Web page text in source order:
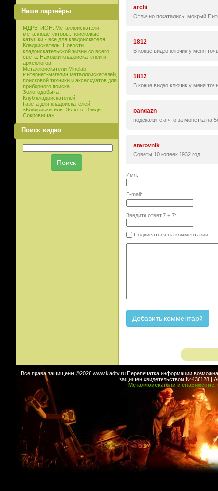
Наши партнёры
МДРЕГИОН. Металлоискатели,
металлодетекторы, поисковые
катушки - все для кладоискателя!
Кладоискатель. Новости
кладоискательской жизни со всего
света. Находки кладоискателей и
археологов.
Металлоискатели Minelab
Интернет-магазин металлоискателей,
поисковой техники и аксессуатов для
приборного поиска.
Золотодобыча
Клуб кладоискателей
Газета для кладоискателей
«Кладоискатель. Золото. Клады.
Сокровища».
Поиск видео
archi
Отлично покатались, мокрый
1812
В конце видео ключик у меня
1812
В конце видео ключик у меня
bandazh
подскажите а что за монетка на
starovnik
Советы 10 копеек 1932 год
Имя:
E-mail:
Введите ответ 7+ 7:
Подписаться на комментарии
Все права защищены ©2026 www.kladtv.ru Перепечатка информации возможна
защищен свидетельством №436128 |
Металлоискатели и